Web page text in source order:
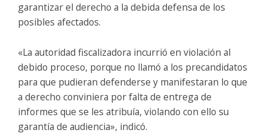
garantizar el derecho a la debida defensa de los
posibles afectados.
«La autoridad fiscalizadora incurrió en violación al
debido proceso, porque no llamó a los precandidatos
para que pudieran defenderse y manifestaran lo que
a derecho conviniera por falta de entrega de
informes que se les atribuía, violando con ello su
garantía de audiencia», indicó.